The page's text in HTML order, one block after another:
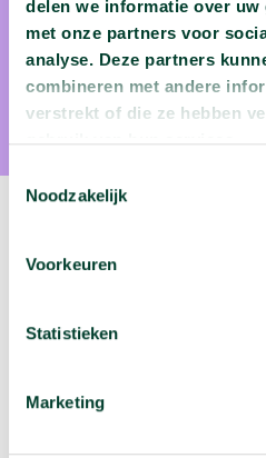
delen we informatie over
met onze partners voor
analyse. Deze partners
combineren met andere
verstrekt of die ze hebben
Toestemmingsselectie
Noodzakelijk
Voorkeuren
Statistieken
Marketing
Ivana
Ivana Vranjes is